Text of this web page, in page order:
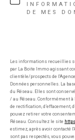
DE MES
Les informations recueillies
par La Boite Immo agissant
clientèle/prospects de
Données personnelles. La
du Réseau. Elles sont
/ au Réseau. Conformément à
de rectification, d’effacement,
pouvez retirer votre
Réseau. Consultez le site
estimez, après avoir contacté
sont pas respectés, vous